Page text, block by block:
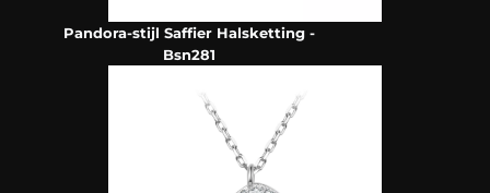
Pandora-stijl Saffier Halsketting -
Bsn281